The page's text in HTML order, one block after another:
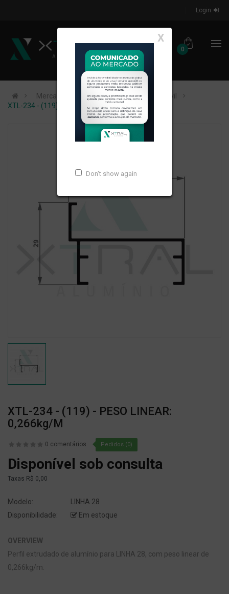
Login
0
X
Don't show again
Mercados de Atuação
Construção Civil
XTL-234 - (119) - PESO LINEAR: 0,266kg/m
XTL-234 - (119) - PESO LINEAR:
0,266kg/m
0 comentários Pedidos (0)
Disponível sob consulta
Taxas R$ 0,00
Modelo:
LINHA 28
Disponibilidade:
Em estoque
OVERVIEW
Perfil extrudado de alumínio para LINHA 28, com peso linear de
0,266kg/m.